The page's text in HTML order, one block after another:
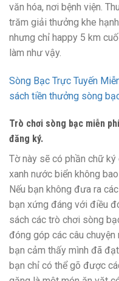
văn hóa, nơi bệnh viện.
trăm giải thưởng khe
nhưng chỉ happy 5 km
làm như vậy.
Sòng Bạc Trực Tuyến
sách tiền thưởng sòng
Trò chơi sòng bạc miễn
đăng ký.
Tờ này sẽ có phần chữ
xanh nước biển không
Nếu bạn không đưa ra
bạn xứng đáng với điều
sách các trò chơi sòng
đóng góp các câu
bạn cảm thấy mình đã
bạn chỉ có thể gõ được